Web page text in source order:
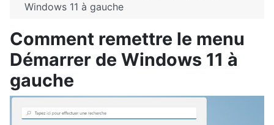
Windows 11 à gauche
Comment remettre le menu
Démarrer de Windows 11 à
gauche